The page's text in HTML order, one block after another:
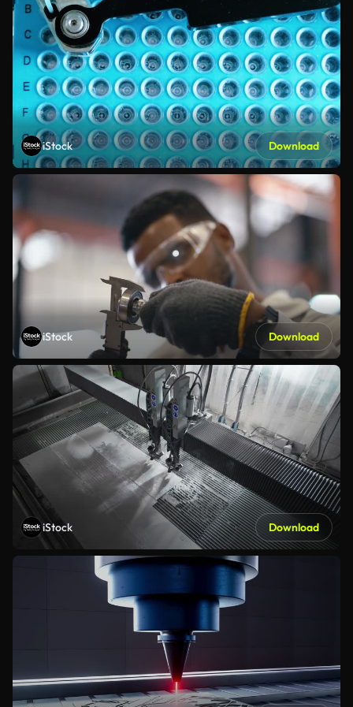
iStock Download
iStock Download
iStock Download